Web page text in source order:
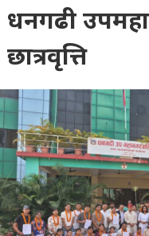
धनगढी
छात्रवृत्ति